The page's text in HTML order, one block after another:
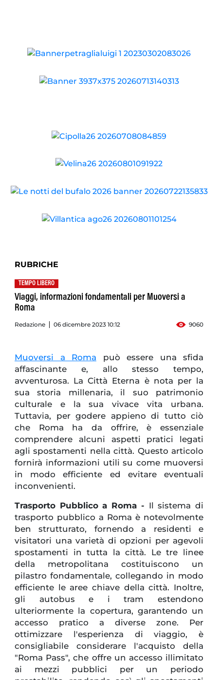
RUBRICHE
TEMPO LIBERO
Viaggi, informazioni fondamentali per Muoversi a
Roma
Redazione 06 dicembre 2023 10:12 9060
Muoversi a Roma può essere una sfida
affascinante e, allo stesso tempo,
avventurosa. La Città Eterna è nota per la
sua storia millenaria, il suo patrimonio
culturale e la sua vivace vita urbana.
Tuttavia, per godere appieno di tutto ciò
che Roma ha da offrire, è essenziale
comprendere alcuni aspetti pratici legati
agli spostamenti nella città. Questo articolo
fornirà informazioni utili su come muoversi
in modo efficiente ed evitare eventuali
inconvenienti.
Trasporto Pubblico a Roma - Il sistema di
trasporto pubblico a Roma è notevolmente
ben strutturato, fornendo a residenti e
visitatori una varietà di opzioni per agevoli
spostamenti in tutta la città. Le tre linee
della metropolitana costituiscono un
pilastro fondamentale, collegando in modo
efficiente le aree chiave della città. Inoltre,
gli autobus e i tram estendono
ulteriormente la copertura, garantendo un
accesso pratico a diverse zone. Per
ottimizzare l'esperienza di viaggio, è
consigliabile considerare l'acquisto della
"Roma Pass", che offre un accesso illimitato
ai mezzi pubblici per un periodo